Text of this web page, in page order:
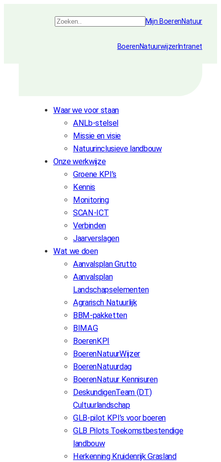
Zoeken Mijn BoerenNatuur
BoerenNatuurwijzerIntranet
Waar we voor staan
ANLb-stelsel
Missie en visie
Natuurinclusieve landbouw
Onze werkwijze
Groene KPI’s
Kennis
Monitoring
SCAN-ICT
Verbinden
Jaarverslagen
Wat we doen
Aanvalsplan Grutto
Aanvalsplan
Landschapselementen
Agrarisch Natuurlijk
BBM-pakketten
BIMAG
BoerenKPI
BoerenNatuurWijzer
BoerenNatuurdag
BoerenNatuur Kennisuren
DeskundigenTeam (DT)
Cultuurlandschap
GLB-pilot KPI’s voor boeren
GLB Pilots Toekomstbestendige
landbouw
Herkenning Kruidenrijk Grasland